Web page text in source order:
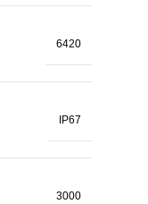
6420
IP67
3000